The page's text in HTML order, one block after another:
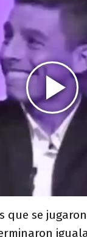
que se